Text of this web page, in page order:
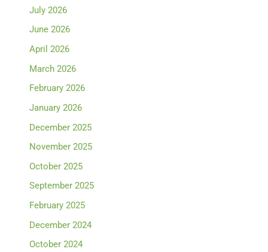
July 2026
June 2026
April 2026
March 2026
February 2026
January 2026
December 2025
November 2025
October 2025
September 2025
February 2025
December 2024
October 2024